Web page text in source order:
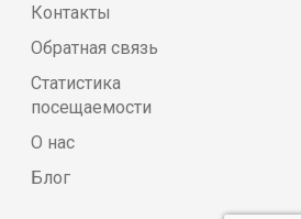
Контакты
Обратная связь
Статистика
посещаемости
О нас
Блог